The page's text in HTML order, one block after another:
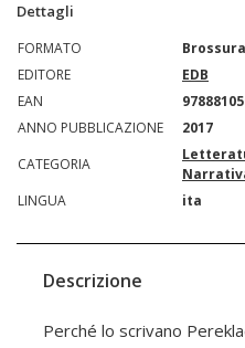
Dettagli
FORMATO
Brossura
EDITORE
EDB
EAN
ANNO PUBBLICAZIONE
2017
CATEGORIA
LINGUA
ita
Descrizione
Perché lo scrivano